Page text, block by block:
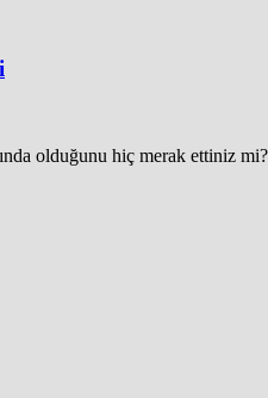
olduğunu hiç merak ettiniz